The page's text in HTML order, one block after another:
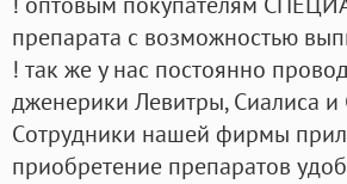
препарата с возможностью
! так же у нас постоянно
дженерики Левитры, Сиалиса
Cотрудники нашей фирмы
приобретение препаратов